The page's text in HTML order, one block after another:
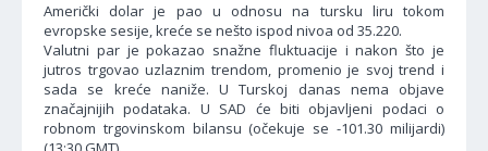
Američki dolar je pao u odnosu na tursku liru tokom
evropske sesije, kreće se nešto ispod nivoa od 35.220.
Valutni par je pokazao snažne fluktuacije i nakon što je
jutros trgovao uzlaznim trendom, promenio je svoj trend i
sada se kreće naniže. U Turskoj danas nema objave
značajnijih podataka. U SAD će biti objavljeni podaci o
robnom trgovinskom bilansu (očekuje se -101.30 milijardi)